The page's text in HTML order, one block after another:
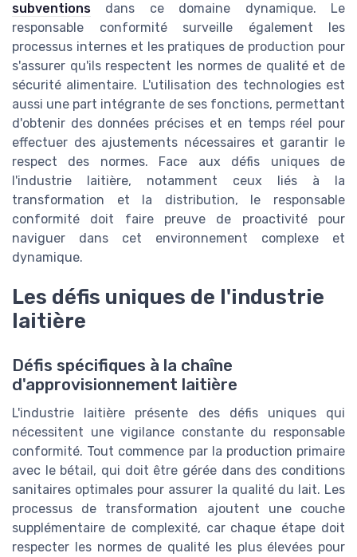
subventions dans ce domaine dynamique. Le
responsable conformité surveille également les
processus internes et les pratiques de production pour
s'assurer qu'ils respectent les normes de qualité et de
sécurité alimentaire. L'utilisation des technologies est
aussi une part intégrante de ses fonctions, permettant
d'obtenir des données précises et en temps réel pour
effectuer des ajustements nécessaires et garantir le
respect des normes. Face aux défis uniques de
l'industrie laitière, notamment ceux liés à la
transformation et la distribution, le responsable
conformité doit faire preuve de proactivité pour
naviguer dans cet environnement complexe et
dynamique.
Les défis uniques de l'industrie
laitière
Défis spécifiques à la chaîne
d'approvisionnement laitière
L'industrie laitière présente des défis uniques qui
nécessitent une vigilance constante du responsable
conformité. Tout commence par la production primaire
avec le bétail, qui doit être gérée dans des conditions
sanitaires optimales pour assurer la qualité du lait. Les
processus de transformation ajoutent une couche
supplémentaire de complexité, car chaque étape doit
respecter les normes de qualité les plus élevées pour